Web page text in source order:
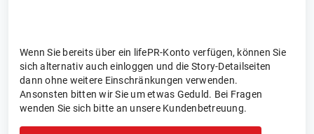
Wenn Sie bereits über ein lifePR-Konto verfügen, können Sie
sich alternativ auch einloggen und die Story-Detailseiten
dann ohne weitere Einschränkungen verwenden.
Ansonsten bitten wir Sie um etwas Geduld. Bei Fragen
wenden Sie sich bitte an unsere Kundenbetreuung.